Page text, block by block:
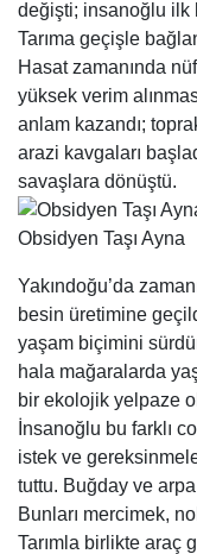
değişti; insanoğlu ilk
Tarıma geçişle
Hasat zamanında
yüksek verim
anlam kazandı;
arazi kavgaları
savaşlara dönüştü.
Obsidyen Taşı Ayna
Yakındoğu’da
besin üretimine
yaşam biçimini
hala mağaralarda
bir ekolojik yelpaze
İnsanoğlu bu farklı
istek ve
tuttu. Buğday ve arpa
Bunları mercimek,
Tarımla birlikte araç